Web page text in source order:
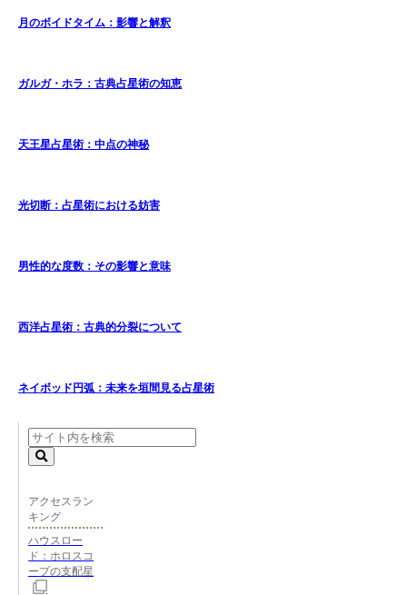
月のボイドタイム：影響と解釈
ガルガ・ホラ：古典占星術の知恵
天王星占星術：中点の神秘
光切断：占星術における妨害
男性的な度数：その影響と意味
西洋占星術：古典的分裂について
ネイボッド円弧：未来を垣間見る占星術
アクセスラン
キング
ハウスロー
ド：ホロスコ
ープの支配星